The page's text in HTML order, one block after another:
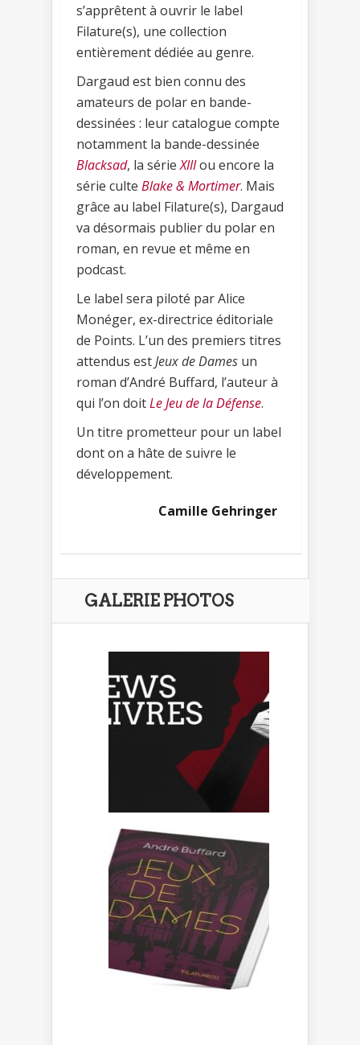
s’apprêtent à ouvrir le label
Filature(s), une collection
entièrement dédiée au genre.
Dargaud est bien connu des
amateurs de polar en bande-
dessinées : leur catalogue compte
notamment la bande-dessinée
Blacksad, la sérieXIIIou encore la
série culte Blake & Mortimer. Mais
grâce au label Filature(s), Dargaud
va désormais publier du polar en
roman, en revue et même en
podcast.
Le label sera piloté par Alice
Monéger, ex-directrice éditoriale
de Points. L’un des premiers titres
attendus estJeux de Dames un
roman d’André Buffard, l’auteur à
qui l’on doitLe Jeu de la Défense.
Un titre prometteur pour un label
dont on a hâte de suivre le
développement.
Camille Gehringer
GALERIE PHOTOS